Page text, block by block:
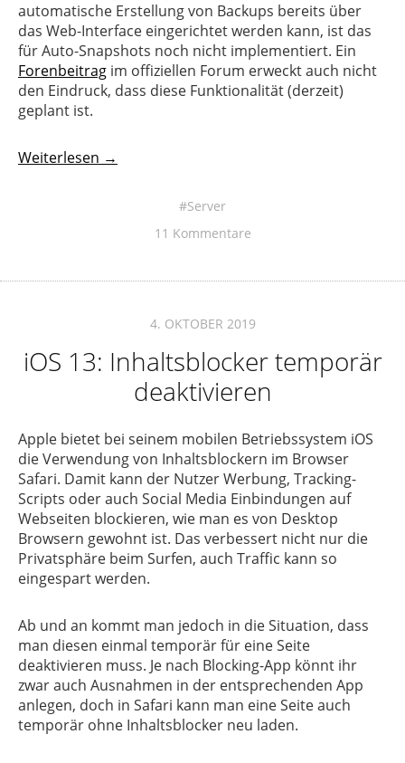
automatische Erstellung von Backups bereits über
das Web-Interface eingerichtet werden kann, ist das
für Auto-Snapshots noch nicht implementiert. Ein
Forenbeitrag im offiziellen Forum erweckt auch nicht
den Eindruck, dass diese Funktionalität (derzeit)
geplant ist.
Weiterlesen →
Server
11 Kommentare
4. OKTOBER 2019
iOS 13: Inhaltsblocker temporär
deaktivieren
Apple bietet bei seinem mobilen Betriebssystem iOS
die Verwendung von Inhaltsblockern im Browser
Safari. Damit kann der Nutzer Werbung, Tracking-
Scripts oder auch Social Media Einbindungen auf
Webseiten blockieren, wie man es von Desktop
Browsern gewohnt ist. Das verbessert nicht nur die
Privatsphäre beim Surfen, auch Traffic kann so
eingespart werden.
Ab und an kommt man jedoch in die Situation, dass
man diesen einmal temporär für eine Seite
deaktivieren muss. Je nach Blocking-App könnt ihr
zwar auch Ausnahmen in der entsprechenden App
anlegen, doch in Safari kann man eine Seite auch
temporär ohne Inhaltsblocker neu laden.